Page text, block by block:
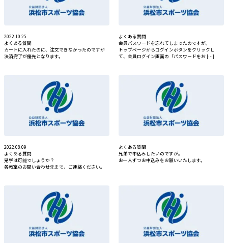
管理施設
浜松市民スポーツ祭
個人情報の取り扱いに関する基本方針 特定商取引法に基づく表記サイトマップ
浜松スポーツ協会に関する
お問い合わせはこちら
教室・イベントに関するお問い合わせは、
各教室・イベントページの問い合わせ先までお願いいたします。
2022.10.25
よくある質問
カートに入れたのに、注文できなかったのですが
決済完了が優先となります。
よくある質問
会員パスワードを忘れてしまったのですが。
トップぺージからログインボタンをクリックし
て、会員ログイン画面の「パスワードをお […]
2022.08.09
よくある質問
見学は可能でしょうか？
各教室のお問い合わせ先まで、ご連絡ください。
よくある質問
兄弟で申込みしたいのですが。
お一人ずつお申込みをお願いいたします。